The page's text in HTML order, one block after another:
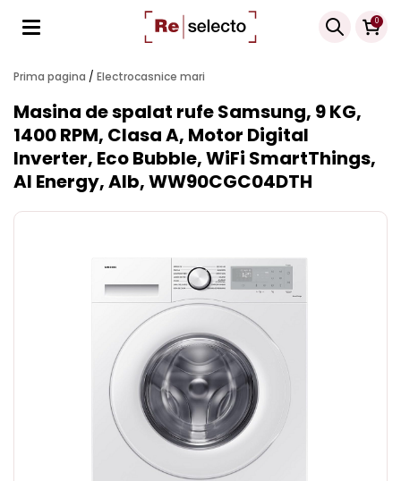
0
Products
search
Prima pagina / Electrocasnice mari
Masina de spalat rufe Samsung, 9 KG,
1400 RPM, Clasa A, Motor Digital
Inverter, Eco Bubble, WiFi SmartThings,
AI Energy, Alb, WW90CGC04DTH